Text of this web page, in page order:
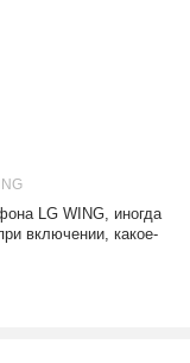
LG WING, иногда
включении, какое-